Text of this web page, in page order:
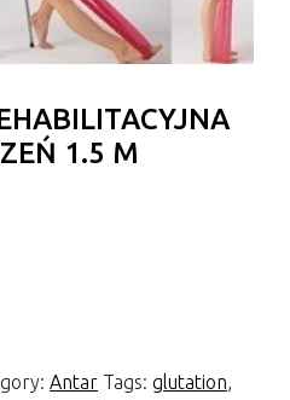
1.5 M
Antar Tags: glutation,